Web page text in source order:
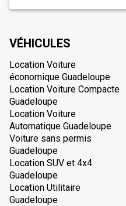
VÉHICULES
Location Voiture
économique Guadeloupe
Location Voiture Compacte
Guadeloupe
Location Voiture
Automatique Guadeloupe
Voiture sans permis
Guadeloupe
Location SUV et 4x4
Guadeloupe
Location Utilitaire
Guadeloupe